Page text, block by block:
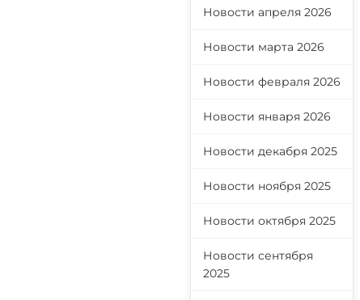
Новости апреля 2026
Новости марта 2026
Новости февраля 2026
Новости января 2026
Новости декабря 2025
Новости ноября 2025
Новости октября 2025
Новости сентября
2025